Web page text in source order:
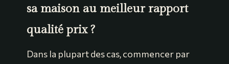
sa maison au meilleur rapport
qualité prix ?
Dans la plupart des cas, commencer par